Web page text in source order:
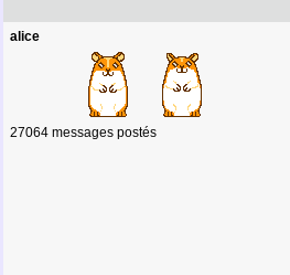
alice
27064 messages postés